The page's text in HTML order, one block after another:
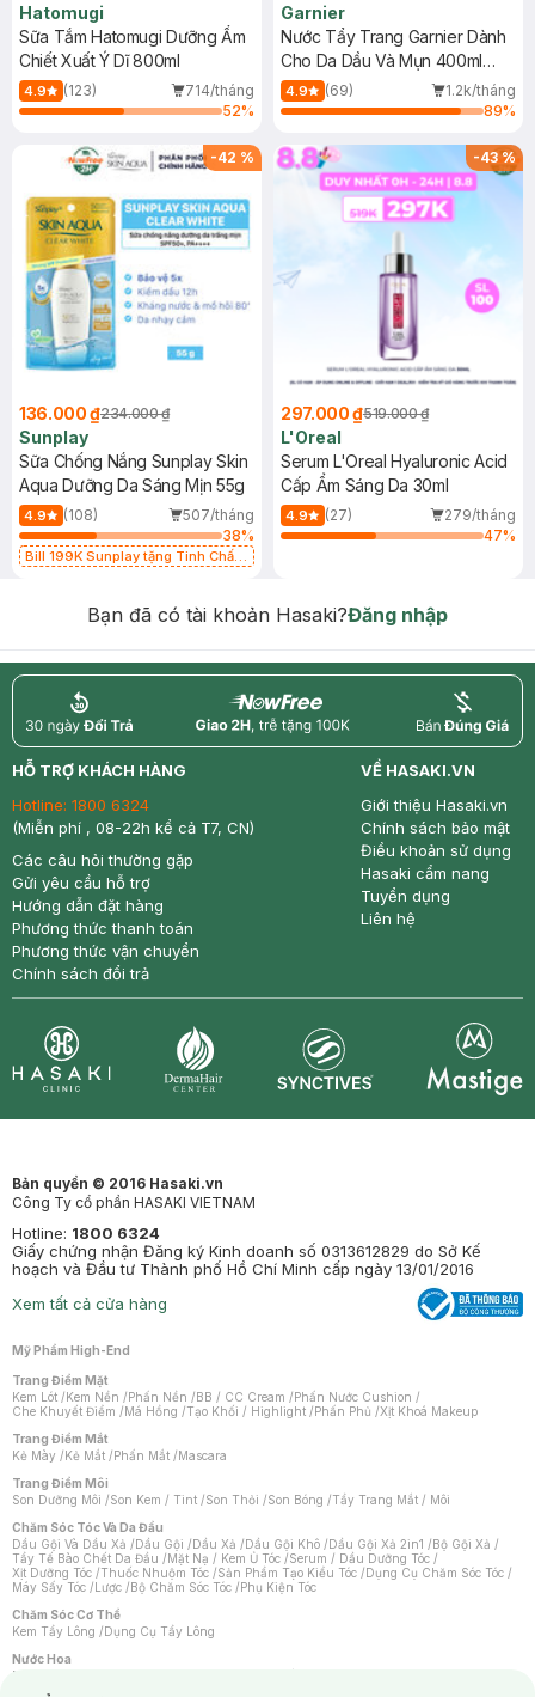
Hatomugi
Sữa Tắm Hatomugi Dưỡng Ẩm
Chiết Xuất Ý Dĩ 800ml
4.9 (123)
714/tháng
52%
Garnier
Nước Tẩy Trang Garnier Dành
Cho Da Dầu Và Mụn 400ml
(Mới)
4.9 (69)
1.2k/tháng
89%
-42 %
136.000 ₫234.000 ₫
Sunplay
Sữa Chống Nắng Sunplay Skin
Aqua Dưỡng Da Sáng Mịn 55g
4.9 (108)
507/tháng
38%
Bill 199K Sunplay tặng Tinh Chất
-43%
297.000 ₫519.000 ₫
L'Oreal
Serum L'Oreal Hyaluronic Acid
Cấp Ẩm Sáng Da 30ml
4.9 (27)
279/tháng
47%
Bạn đã có tài khoản Hasaki?Đăng nhập
return nowfree price
HỖ TRỢ KHÁCH HÀNG
Hotline: 1800 6324
(Miễn phí , 08-22h kể cả T7, CN)
Các câu hỏi thường gặp
Gửi yêu cầu hỗ trợ
Hướng dẫn đặt hàng
Phương thức thanh toán
Phương thức vận chuyển
Chính sách đổi trả
VỀ HASAKI.VN
Giới thiệu Hasaki.vn
Chính sách bảo mật
Điều khoản sử dụng
Hasaki cẩm nang
Tuyển dụng
Liên hệ
Bản quyền © 2016 Hasaki.vn
Công Ty cổ phần HASAKI VIETNAM
Hotline: 1800 6324
Giấy chứng nhận Đăng ký Kinh doanh số 0313612829 do Sở Kế
hoạch và Đầu tư Thành phố Hồ Chí Minh cấp ngày 13/01/2016
Xem tất cả cửa hàng
Mỹ Phẩm High-End
Trang Điểm Mặt
Kem Lót /Kem Nền /Phấn Nền /BB / CC Cream /Phấn Nước Cushion /
Che Khuyết Điểm /Má Hồng /Tạo Khối / Highlight /Phấn Phủ /Xịt Khoá Makeup
Trang Điểm Mắt
Kẻ Mày /Kẻ Mắt /Phấn Mắt /Mascara
Trang Điểm Môi
Son Dưỡng Môi /Son Kem / Tint /Son Thỏi /Son Bóng /Tẩy Trang Mắt / Môi
Chăm Sóc Tóc Và Da Đầu
Dầu Gội Và Dầu Xả /Dầu Gội /Dầu Xả /Dầu Gội Khô /Dầu Gội Xả 2in1 /Bộ Gội Xả /
Tẩy Tế Bào Chết Da Đầu /Mặt Nạ / Kem Ủ Tóc /Serum / Dầu Dưỡng Tóc /
Xịt Dưỡng Tóc /Thuốc Nhuộm Tóc /Sản Phẩm Tạo Kiểu Tóc /Dụng Cụ Chăm Sóc Tóc /
Máy Sấy Tóc /Lược /Bộ Chăm Sóc Tóc /Phụ Kiện Tóc
Chăm Sóc Cơ Thể
Kem Tẩy Lông /Dụng Cụ Tẩy Lông
Nước Hoa
Nước Hoa Nữ